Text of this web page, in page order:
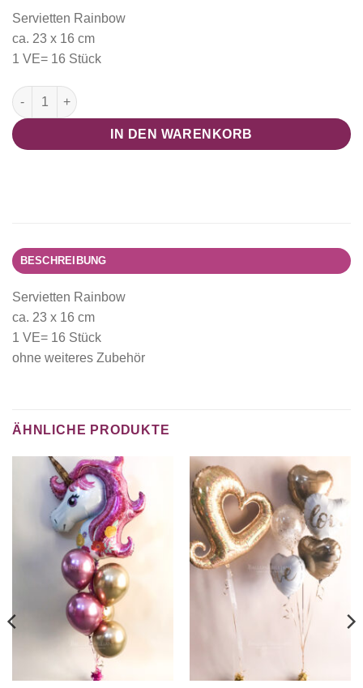
Servietten Rainbow
ca. 23 x 16 cm
1 VE= 16 Stück
Servietten Rainbow (Regenbogenland Collection) Menge
IN DEN WARENKORB
BESCHREIBUNG
Servietten Rainbow
ca. 23 x 16 cm
1 VE= 16 Stück
ohne weiteres Zubehör
ÄHNLICHE PRODUKTE